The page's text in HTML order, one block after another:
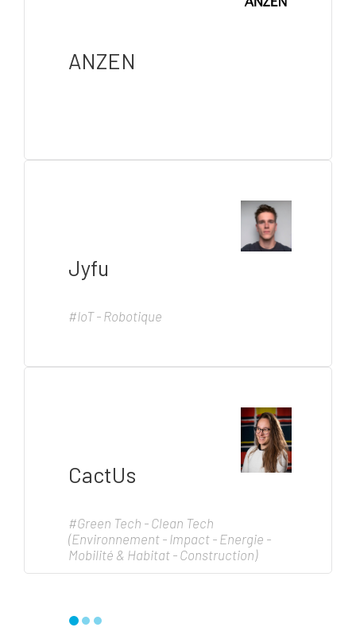
ANZEN
Jyfu
#IoT - Robotique
CactUs
#Green Tech - Clean Tech
(Environnement - Impact - Energie -
Mobilité & Habitat - Construction)